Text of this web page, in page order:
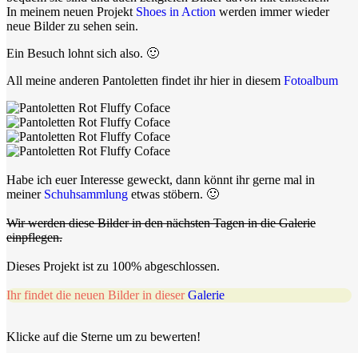
In meinem neuen Projekt Shoes in Action werden immer wieder
neue Bilder zu sehen sein.
Ein Besuch lohnt sich also. 🙂
All meine anderen Pantoletten findet ihr hier in diesem Fotoalbum
Habe ich euer Interesse geweckt, dann könnt ihr gerne mal in
meiner Schuhsammlung etwas stöbern. 🙂
Wir werden diese Bilder in den nächsten Tagen in die Galerie
einpflegen.
Dieses Projekt ist zu 100% abgeschlossen.
Ihr findet die neuen Bilder in dieserGalerie
Klicke auf die Sterne um zu bewerten!